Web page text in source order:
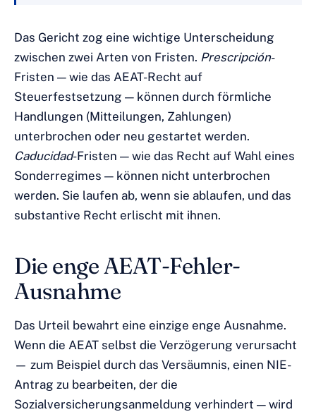
Das Gericht zog eine wichtige Unterscheidung
zwischen zwei Arten von Fristen. Prescripción-
Fristen — wie das AEAT-Recht auf
Steuerfestsetzung — können durch förmliche
Handlungen (Mitteilungen, Zahlungen)
unterbrochen oder neu gestartet werden.
Caducidad-Fristen — wie das Recht auf Wahl eines
Sonderregimes — können nicht unterbrochen
werden. Sie laufen ab, wenn sie ablaufen, und das
substantive Recht erlischt mit ihnen.
Die enge AEAT-Fehler-
Ausnahme
Das Urteil bewahrt eine einzige enge Ausnahme.
Wenn die AEAT selbst die Verzögerung verursacht
— zum Beispiel durch das Versäumnis, einen NIE-
Antrag zu bearbeiten, der die
Sozialversicherungsanmeldung verhindert — wird